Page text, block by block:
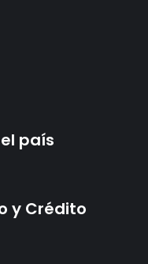
país
y Crédito